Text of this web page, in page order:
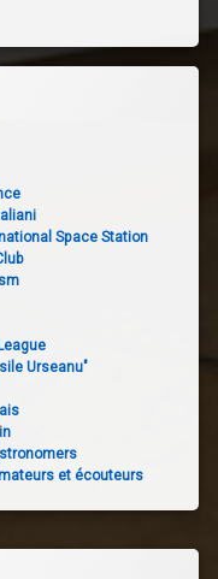
Space Station
Urseanu"
et écouteurs